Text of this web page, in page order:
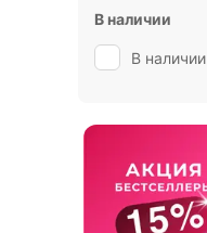
В наличии
В наличии